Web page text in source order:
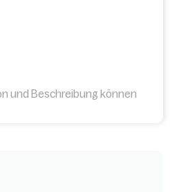
und Beschreibung können